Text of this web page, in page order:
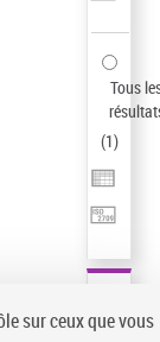
Tous
(1)
sur ceux que vous